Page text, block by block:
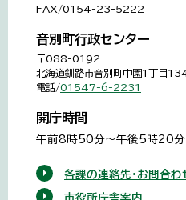
FAX/0154-23-5222
音別町行政センター
〒088-0192
北海道釧路市音別町中園1丁目
電話/01547-6-2231
開庁時間
午前8時50分～午後5時20分
各課の連絡先・お問合わ
市役所庁舎案内